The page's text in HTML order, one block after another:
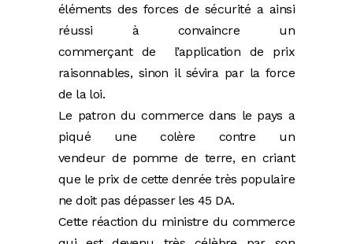
éléments des forces de sécurité a ainsi
réussi à convaincre un
commerçant de l’application de prix
raisonnables, sinon il sévira par la force
de la loi.
Le patron du commerce dans le pays a
piqué une colère contre un
vendeur de pomme de terre, en criant
que le prix de cette denrée très populaire
ne doit pas dépasser les 45 DA.
Cette réaction du ministre du commerce